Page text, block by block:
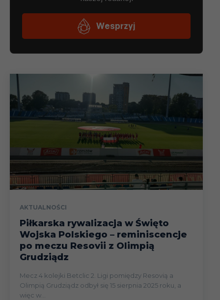
AKTUALNOŚCI
Piłkarska rywalizacja w Święto
Wojska Polskiego – reminiscencje
po meczu Resovii z Olimpią
Grudziądz
Mecz 4 kolejki Betclic 2. Ligi pomiędzy Resovią a
Olimpią Grudziądz odbył się 15 sierpnia 2025 roku, a
więc w...